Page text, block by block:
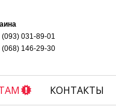
(093) 031-89-01
(068) 146-29-30
КОНТАКТЫ